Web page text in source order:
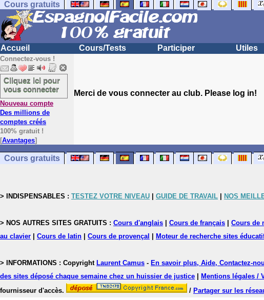
Cours gratuits
Accueil Cours/Tests Participer Utiles
Connectez-vous !
Cliquez ici pour
vous connecter
Nouveau compte
Des millions de
comptes créés
100% gratuit !
[Avantages]
Merci de vous connecter au club. Please log in!
Cours gratuits
> INDISPENSABLES : TESTEZ VOTRE NIVEAU GUIDE DE TRAVAIL NOS
> NOS AUTRES SITES GRATUITS : Cours d'anglais Cours de français Cours de
au clavier
Cours de latin Cours de provençal Moteur de recherche sites
> INFORMATIONS : Copyright Laurent Camus - En savoir plus, Aide, Contactez-
des sites déposé chaque semaine chez un huissier de justice
Mentions légales /
fournisseur d'accès.
/ Partager sur les